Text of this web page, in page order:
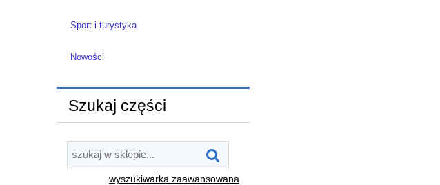
Sport i turystyka
Nowości
Szukaj części
wyszukiwarka zaawansowana